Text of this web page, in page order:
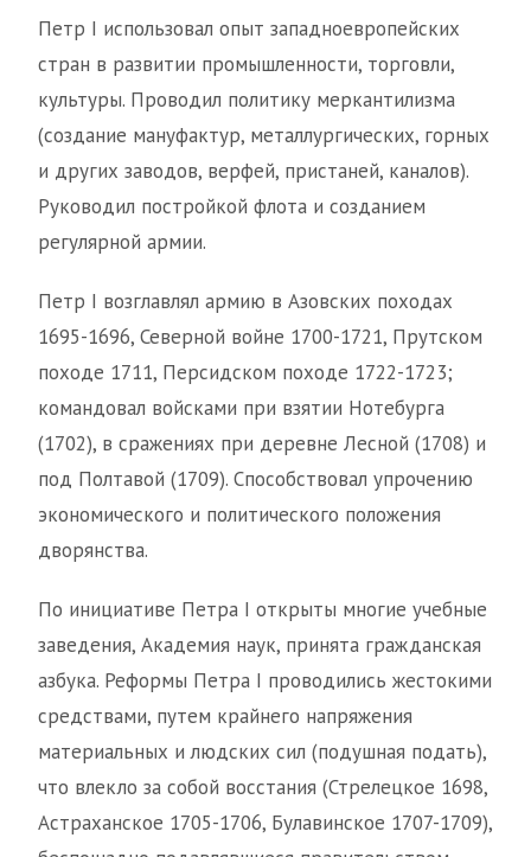
Петр I использовал опыт западноевропейских
стран в развитии промышленности, торговли,
культуры. Проводил политику меркантилизма
(создание мануфактур, металлургических, горных
и других заводов, верфей, пристаней, каналов).
Руководил постройкой флота и созданием
регулярной армии.
Петр I возглавлял армию в Азовских походах
1695-1696, Северной войне 1700-1721, Прутском
походе 1711, Персидском походе 1722-1723;
командовал войсками при взятии Нотебурга
(1702), в сражениях при деревне Лесной (1708) и
под Полтавой (1709). Способствовал упрочению
экономического и политического положения
дворянства.
По инициативе Петра I открыты многие учебные
заведения, Академия наук, принята гражданская
азбука. Реформы Петра I проводились жестокими
средствами, путем крайнего напряжения
материальных и людских сил (подушная подать),
что влекло за собой восстания (Стрелецкое 1698,
Астраханское 1705-1706, Булавинское 1707-1709),